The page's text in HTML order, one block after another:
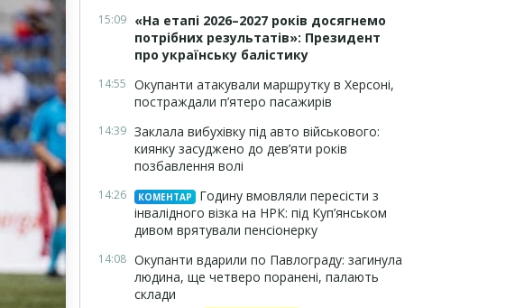
15:09 «На етапі 2026–2027 років досягнемо
потрібних результатів»: Президент
про українську балістику
14:55 Окупанти атакували маршрутку в Херсоні,
постраждали п’ятеро пасажирів
14:39 Заклала вибухівку під авто військового:
киянку засуджено до дев’яти років
позбавлення волі
14:26 КОМЕНТАР
Годину вмовляли пересісти з
інвалідного візка на НРК: під Куп’янськом
дивом врятували пенсіонерку
14:08 Окупанти вдарили по Павлограду: загинула
людина, ще четверо поранені, палають
склади